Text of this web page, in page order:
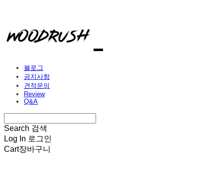
블로그
공지사항
견적문의
Review
Q&A
Search 검색
Log In 로그인
Cart장바구니